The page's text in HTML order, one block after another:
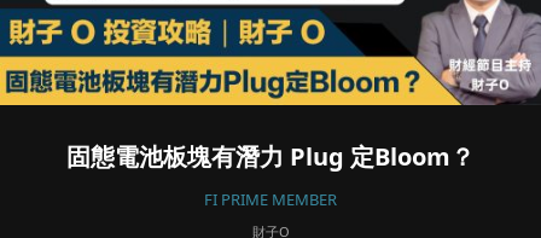
固態電池板塊有潛力 Plug 定Bloom？
FI PRIME MEMBER
財子O